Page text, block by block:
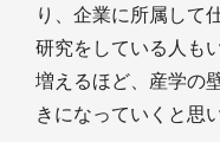
り、企業に所属して
研究をしている人も
増えるほど、産学の
きになっていくと思